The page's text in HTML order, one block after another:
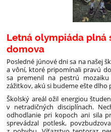
Letná olympiáda plná
domova
Posledné júnové dni sa na našej
a vôní, ktoré pripomínali pravú
sa premenil na pestrú
zážitkov, akú si budeme ešte dlho
Školský areál ožil energiou
v netradičných disciplínach.
odhodlanie pri kopoch ani sila
sprevádzal potlesk,